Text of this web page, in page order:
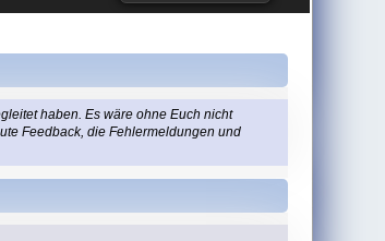
haben. Es wäre ohne Euch nicht
Feedback, die Fehlermeldungen und